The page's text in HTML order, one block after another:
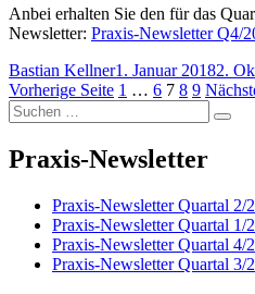
Anbei erhalten Sie den für das
Newsletter: Praxis-Newsletter Q4/
Autor
Bastian KellnerVeröffentlicht
am
1. Januar 20182.
Seitennummerierung
der
Beiträge
Vorherige Seite Seite
1 … Seite
6 Seite
7 Seite
8 Seite
9
Suchen
nach:
Praxis-Newsletter
Praxis-Newsletter Quartal 2/
Praxis-Newsletter Quartal 1/
Praxis-Newsletter Quartal 4/
Praxis-Newsletter Quartal 3/